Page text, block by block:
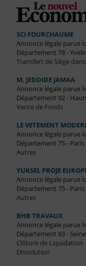
SCI FOURCHAUME
Annonce légale parue
Département 78 -
Transfert de Siège
M. JEDDIDE JAMAA
Annonce légale parue
Département 92 -
Vente de Fonds
LE VETEMENT
Annonce légale parue
Département 75 - Paris
Autres
YUKSEL PROJE
Annonce légale parue
Département 75 - Paris
Autres
BHB TRAVAUX
Annonce légale parue
Département 93 -
Clôture de Liquidation
Dissolution